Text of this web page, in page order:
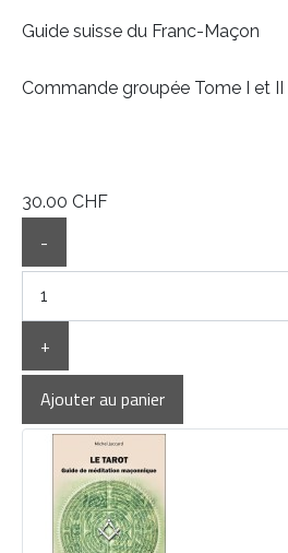
Guide suisse du Franc-Maçon
Commande groupée Tome I et II
30.00 CHF
-
+